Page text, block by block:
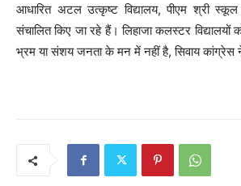
आधारित अटल उत्कृष्ट विद्यालय, पीएम श्री
संचालित किए जा रहे हैं। लिहाजा कलस्टर विद्यालयों
भ्रम या संशय जनता के मन में नहीं है, सिवाय